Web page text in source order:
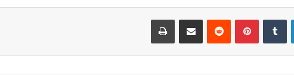
‫پین‌ترست ‫رددیت